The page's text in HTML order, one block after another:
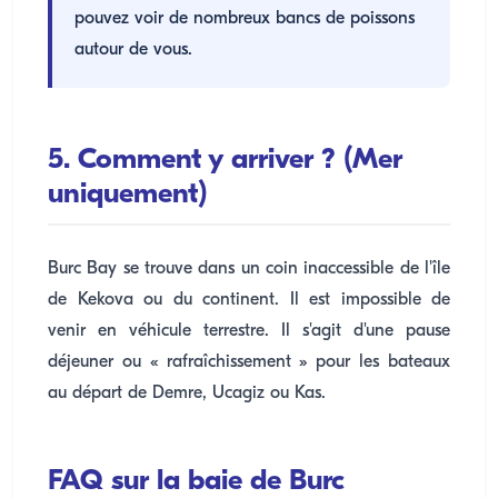
pouvez voir de nombreux bancs de poissons
autour de vous.
5. Comment y arriver ? (Mer
uniquement)
Burc Bay se trouve dans un coin inaccessible de l'île
de Kekova ou du continent. Il est impossible de
venir en véhicule terrestre. Il s'agit d'une pause
déjeuner ou « rafraîchissement » pour les bateaux
au départ de Demre, Ucagiz ou Kas.
FAQ sur la baie de Burc